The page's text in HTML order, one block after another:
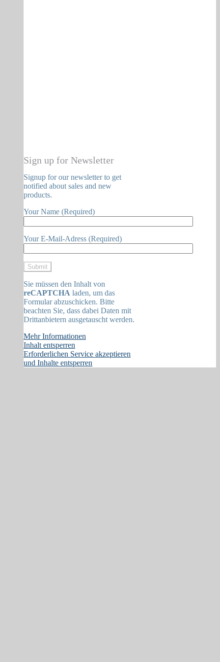
Sign up for Newsletter
Signup for our newsletter to get
notified about sales and new
products.
Your Name (Required)
Your E-Mail-Adress (Required)
Sie müssen den Inhalt von
reCAPTCHA laden, um das
Formular abzuschicken. Bitte
beachten Sie, dass dabei Daten mit
Drittanbietern ausgetauscht werden.
Mehr Informationen
Inhalt entsperren
Erforderlichen Service akzeptieren
und Inhalte entsperren